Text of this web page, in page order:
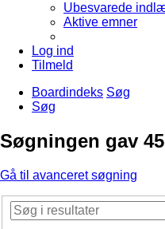
Ubesvarede
Aktive emner
Log ind
Tilmeld
Boardindeks Søg
Søg
Søgningen gav
Gå til avanceret søgning